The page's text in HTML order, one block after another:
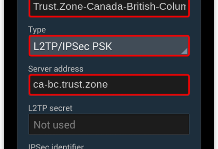
Trust.Zone-Canada-British-Columbia
ca-bc.trust.zone